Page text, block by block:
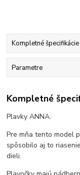
Kompletné špecifikácie
Parametre
Kompletné
Plavky ANNA.
Pre mňa tento model
spôsobilo aj to
dieli.